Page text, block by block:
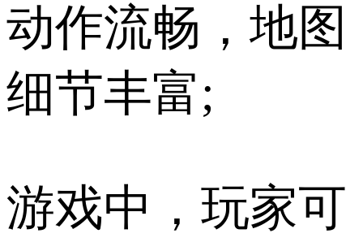
动作流畅，地图
细节丰富;
游戏中，玩家可